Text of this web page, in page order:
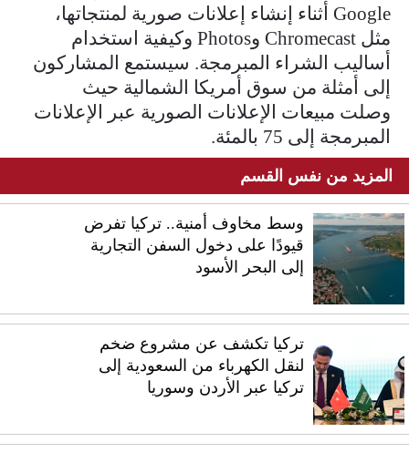
Google أثناء إنشاء إعلانات صورية لمنتجاتها،
مثل Chromecast وPhotos وكيفية استخدام
أساليب الشراء المبرمجة. سيستمع المشاركون
إلى أمثلة من سوق أمريكا الشمالية حيث
وصلت مبيعات الإعلانات الصورية عبر الإعلانات
المبرمجة إلى 75 بالمئة.
المزيد من نفس القسم
وسط مخاوف أمنية.. تركيا تفرض
قيودًا على دخول السفن التجارية
إلى البحر الأسود
تركيا تكشف عن مشروع ضخم
لنقل الكهرباء من السعودية إلى
تركيا عبر الأردن وسوريا